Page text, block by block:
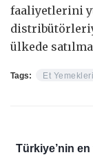
faaliyetlerini
ülkede
Tags: Et Yemekleri
Türkiye’nin